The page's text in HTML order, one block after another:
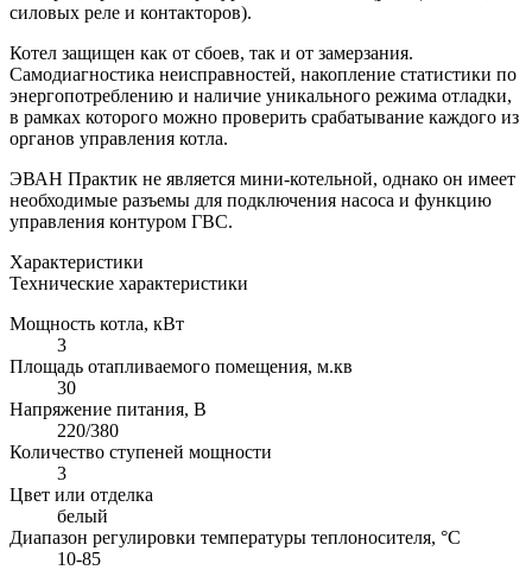
силовых реле и контакторов).
Котел защищен как от сбоев, так и от замерзания.
Самодиагностика неисправностей, накопление статистики по
энергопотреблению и наличие уникального режима отладки,
в рамках которого можно проверить срабатывание каждого из
органов управления котла.
ЭВАН Практик не является мини-котельной, однако он имеет
необходимые разъемы для подключения насоса и функцию
управления контуром ГВС.
Характеристики
Технические характеристики
Мощность котла, кВт
3
Площадь отапливаемого помещения, м.кв
30
Напряжение питания, В
220/380
Количество ступеней мощности
3
Цвет или отделка
белый
Диапазон регулировки температуры теплоносителя, °С
10-85